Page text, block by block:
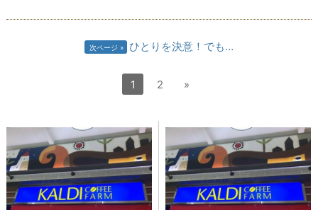
次ページ ひとりを決意！でも…
1 2 »